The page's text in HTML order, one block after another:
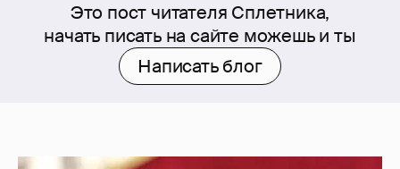
Это пост читателя Сплетника,
начать писать на сайте можешь и ты
Написать блог